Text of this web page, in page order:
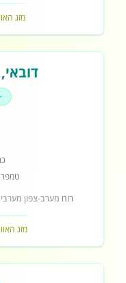
מזג
דובאי,
רוח מערב-צפון
מזג